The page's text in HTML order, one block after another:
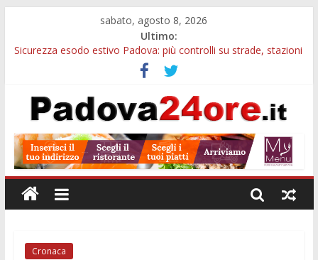
sabato, agosto 8, 2026
Ultimo:
Sicurezza esodo estivo Padova: più controlli su strade, stazioni
Calici di Stelle Arzergrande: astronomia, musica e sapori al
Casone Azzurro
Notizie di Padova alle ore 10: censimento a Monselice, arresto
Notizie di Padova alle ore 23: maltrattamenti, arresto a
Limena e progetto Cool Shop
Bando sicurezza urbana Veneto: 650mila euro per Comuni e
Polizie locali
Cronaca